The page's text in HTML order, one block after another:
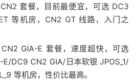
套餐，目前最便宜，可选 DC3
等机房，CN2 GT 线路，入门之
GIA-E 套餐，速度超快，可选
DC9 CN2 GIA/日本软银 JPOS_1/
等机房，性价比最高。